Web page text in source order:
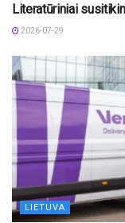
Literatūriniai
2026-07-29
LIETUVA